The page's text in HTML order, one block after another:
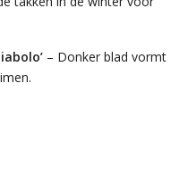
– Donker blad vormt